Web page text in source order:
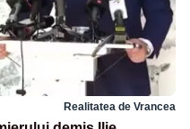
Realitatea de Vrancea